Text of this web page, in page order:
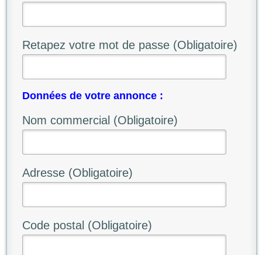
Retapez votre mot de passe (Obligatoire)
Données de votre annonce :
Nom commercial (Obligatoire)
Adresse (Obligatoire)
Code postal (Obligatoire)